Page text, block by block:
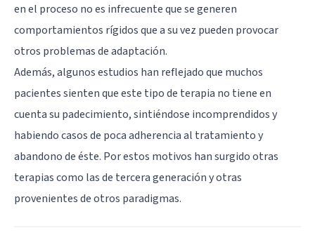
en el proceso no es infrecuente que se generen
comportamientos rígidos que a su vez pueden provocar
otros problemas de adaptación.
Además, algunos estudios han reflejado que muchos
pacientes sienten que este tipo de terapia no tiene en
cuenta su padecimiento, sintiéndose incomprendidos y
habiendo casos de poca adherencia al tratamiento y
abandono de éste. Por estos motivos han surgido otras
terapias como las de tercera generación y otras
provenientes de otros paradigmas.